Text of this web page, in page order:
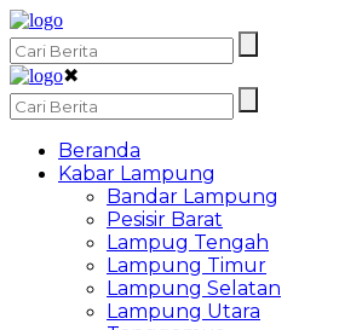
✖
Beranda
Kabar Lampung
Bandar Lampung
Pesisir Barat
Lampug Tengah
Lampung Timur
Lampung Selatan
Lampung Utara